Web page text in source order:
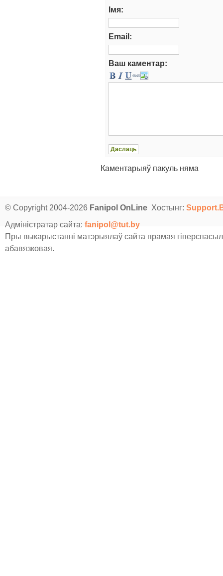
Iмя:
Email:
Ваш каментар:
Каментарыяў пакуль няма
© Copyright 2004-2026 Fanipol OnLine Хостынг:
Адміністратар сайта: fanipol@tut.by
Пры выкарыстанні матэрыялаў сайта прамая
абавязковая.